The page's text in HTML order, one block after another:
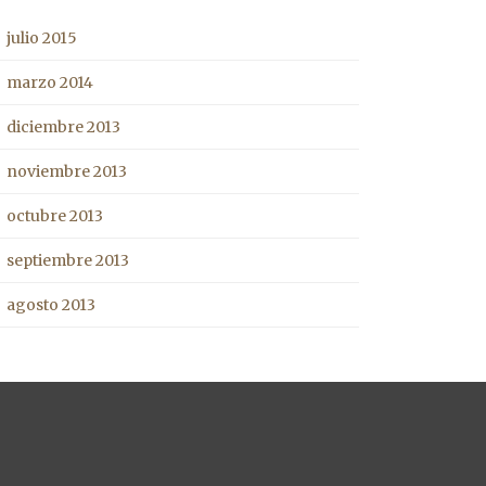
julio 2015
marzo 2014
diciembre 2013
noviembre 2013
octubre 2013
septiembre 2013
agosto 2013